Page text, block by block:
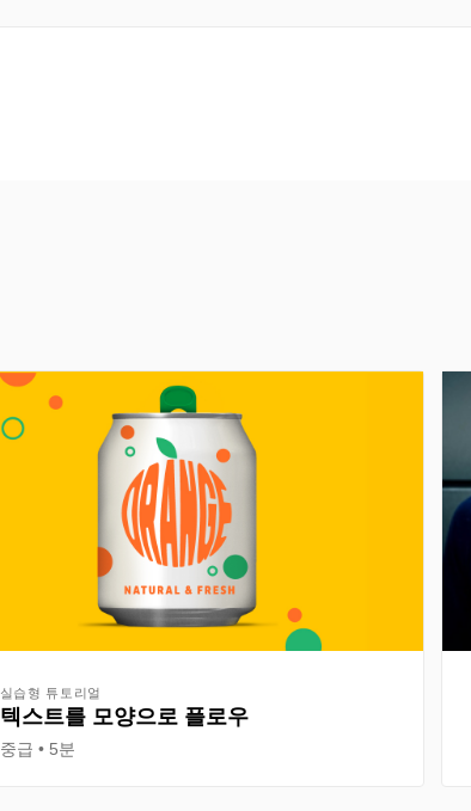
실습형 튜토리얼
텍스트를 모양으로 플로우
중급 5분